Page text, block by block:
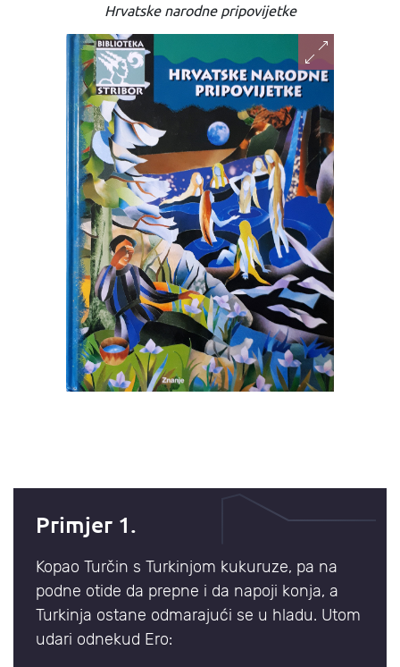
Hrvatske narodne pripovijetke
Primjer 1.
Kopao Turčin s Turkinjom kukuruze, pa na
podne otide da prepne i da napoji konja, a
Turkinja ostane odmarajući se u hladu. Utom
udari odnekud Ero: